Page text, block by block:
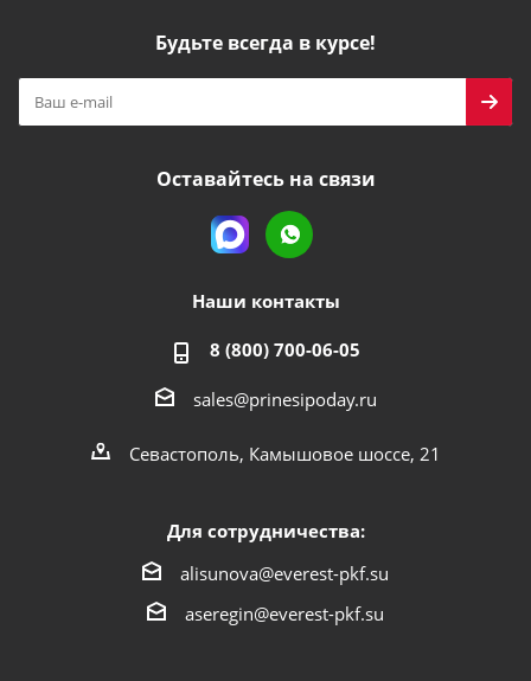
Будьте всегда в курсе!
Оставайтесь на связи
Наши контакты
8 (800) 700-06-05
sales@prinesipoday.ru
Севастополь, Камышовое шоссе, 21
Для сотрудничества:
alisunova@everest-pkf.su
aseregin@everest-pkf.su